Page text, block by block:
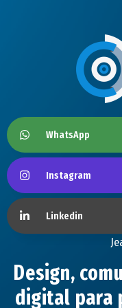
WhatsApp
Instagram
Linkedin
Design,
digital para